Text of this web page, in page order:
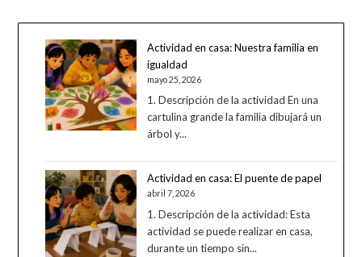
Actividad en casa: Nuestra familia en
igualdad
mayo 25, 2026
1. Descripción de la actividad En una
cartulina grande la familia dibujará un
árbol y...
Actividad en casa: El puente de papel
abril 7, 2026
1. Descripción de la actividad: Esta
actividad se puede realizar en casa,
durante un tiempo sin...